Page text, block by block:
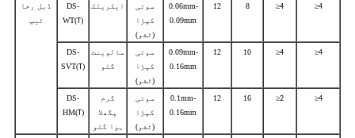
ڈبل رخا
ٹیپ
DS-
WT(T)
ایکریلک
سوتی
کپڑا
(ٹشو)
0.06mm-
0.09mm
12 8 ≥4 ≥4
DS-
SVT(T)
سالوینٹ
گلو
سوتی
کپڑا
(ٹشو)
0.09mm-
0.16mm
12 10 ≥4 ≥4
DS-
HM(T)
گرم
پگھلا
ہوا گلو
سوتی
کپڑا
(ٹشو)
0.1mm-
0.16mm
12 16 ≥2 ≥4